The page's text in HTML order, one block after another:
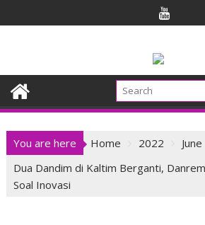
to
You are here Home 2022 June
Dua Dandim di Kaltim Berganti,
Soal Inovasi